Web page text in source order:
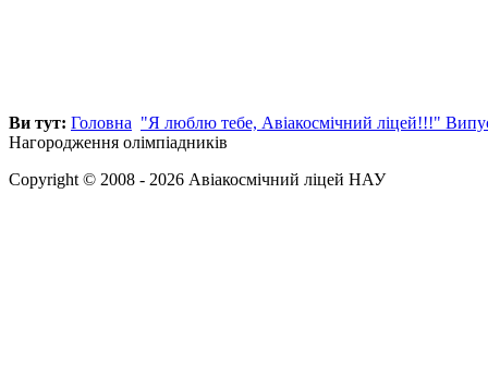
Ви тут: Головна "Я люблю тебе, Авіакосмічний ліцей!!!"
Нагородження олімпіадників
Copyright © 2008 - 2026 Авіакосмічний ліцей НАУ